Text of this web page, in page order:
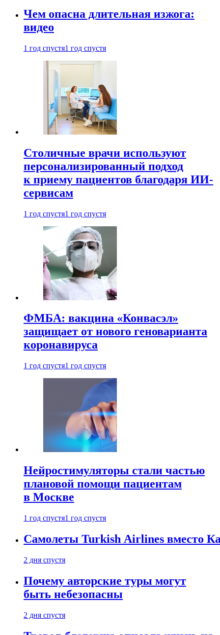
Чем опасна длительная изжога:
видео
1 год спустя1 год спустя
Столичные врачи используют
персонализированный подход
к приему пациентов благодаря ИИ-
сервисам
1 год спустя1 год спустя
ФМБА: вакцина «Конвасэл»
защищает от нового геноварианта
коронавируса
1 год спустя1 год спустя
Нейростимуляторы стали частью
плановой помощи пациентам
в Москве
1 год спустя1 год спустя
Самолеты Turkish Airlines вместо
2 дня спустя
Почему авторские туры могут
быть небезопасны
2 дня спустя